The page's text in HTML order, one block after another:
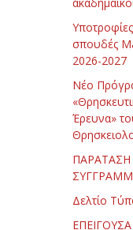
σπουδές
2026-2027
Νέο
Έρευνα»
Δελτίο